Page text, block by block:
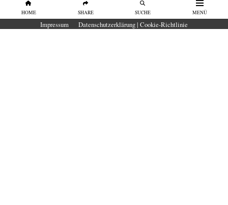
HOME SHARE SUCHE MENÜ
SURFBOARDS
Impressum Datenschutzerklärung | Cookie-Richtlinie